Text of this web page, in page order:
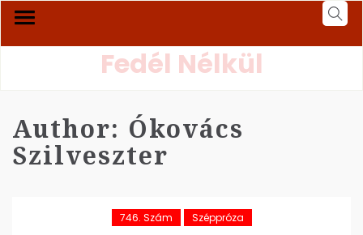
Fedél Nélkül
Author: Ókovács
Szilveszter
746. Szám Széppróza